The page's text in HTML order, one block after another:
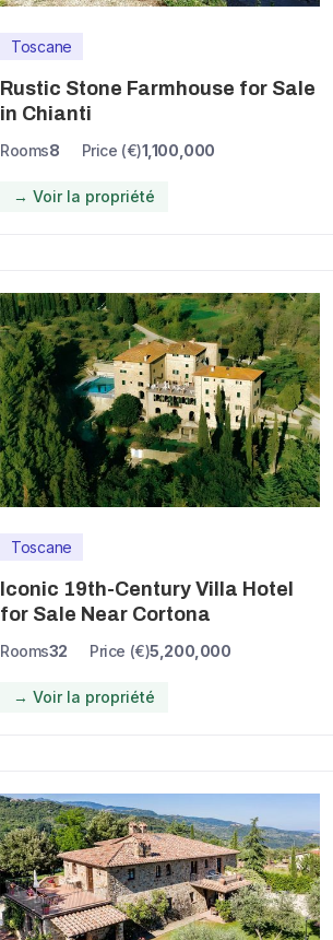
Toscane
Rustic Stone Farmhouse for Sale
in Chianti
Rooms8 Price (€)1,100,000
→ Voir la propriété
Toscane
Iconic 19th-Century Villa Hotel
for Sale Near Cortona
Rooms32 Price (€)5,200,000
→ Voir la propriété